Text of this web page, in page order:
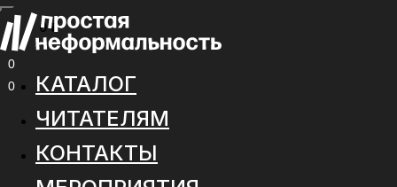
0 ₽
МЕНЮ
0
0
КАТАЛОГ
ЧИТАТЕЛЯМ
КОНТАКТЫ